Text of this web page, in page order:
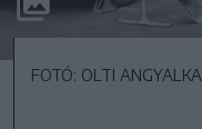
FOTÓ: OLTI ANGYALKA